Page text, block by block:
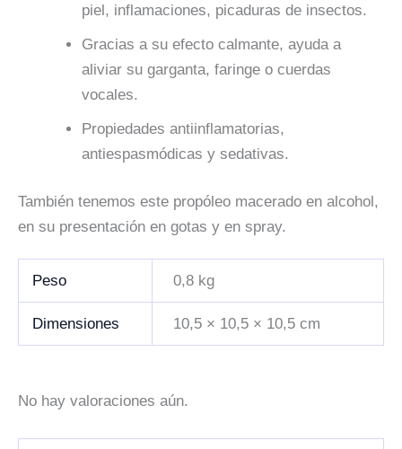
piel, inflamaciones, picaduras de insectos.
Gracias a su efecto calmante, ayuda a
aliviar su garganta, faringe o cuerdas
vocales.
Propiedades antiinflamatorias,
antiespasmódicas y sedativas.
También tenemos este propóleo macerado en alcohol,
en su presentación en gotas y en spray.
Peso 0,8 kg
Dimensiones 10,5 × 10,5 × 10,5 cm
No hay valoraciones aún.